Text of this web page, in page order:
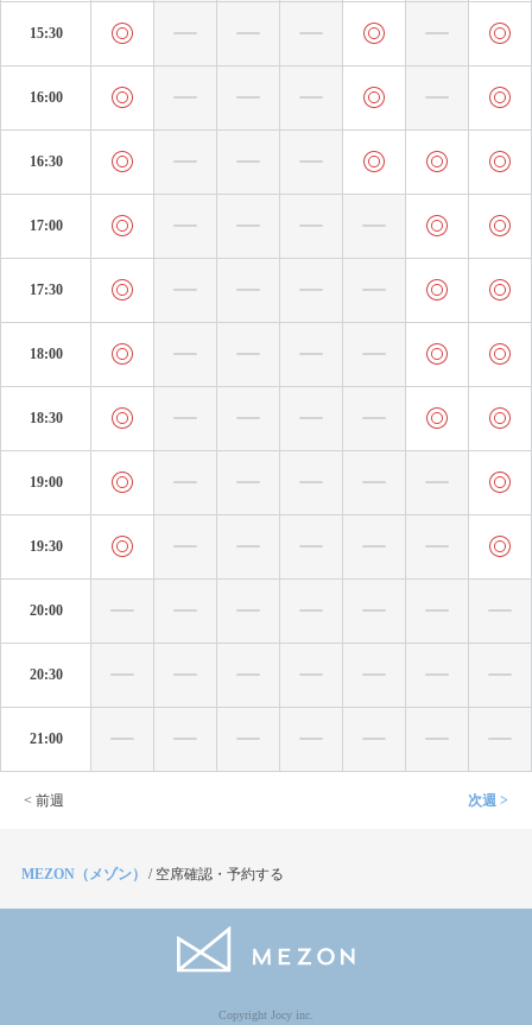
15:30
16:00
16:30
17:00
17:30
18:00
18:30
19:00
19:30
20:00
20:30
21:00
< 前週 次週 >
MEZON（メゾン） / 空席確認・予約する
Copyright Jocy inc.